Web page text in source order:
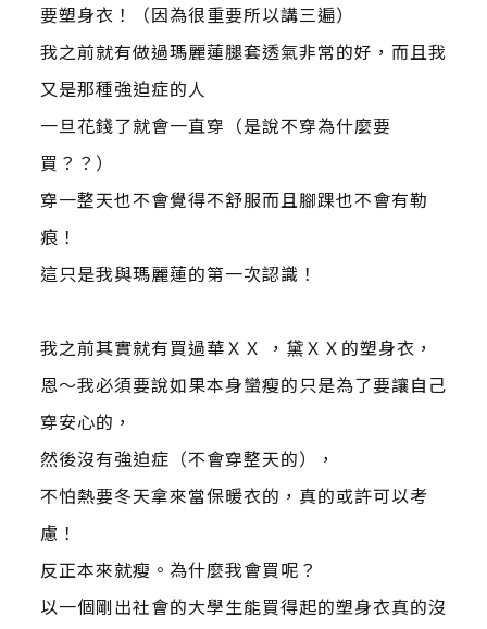
要塑身衣！（因為很重要所以講三遍）
我之前就有做過瑪麗蓮腿套透氣非常的好，而且我
又是那種強迫症的人
一旦花錢了就會一直穿（是說不穿為什麼要
買？？）
穿一整天也不會覺得不舒服而且腳踝也不會有勒
痕！
這只是我與瑪麗蓮的第一次認識！
我之前其實就有買過華ＸＸ ，黛ＸＸ的塑身衣，
恩～我必須要說如果本身蠻瘦的只是為了要讓自己
穿安心的，
然後沒有強迫症（不會穿整天的），
不怕熱要冬天拿來當保暖衣的，真的或許可以考
慮！
反正本來就瘦。為什麼我會買呢？
以一個剛出社會的大學生能買得起的塑身衣真的沒